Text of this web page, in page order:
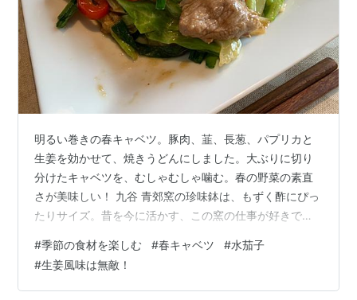
明るい巻きの春キャベツ。豚肉、韮、長葱、パプリカと
生姜を効かせて、焼きうどんにしました。大ぶりに切り
分けたキャベツを、むしゃむしゃ噛む。春の野菜の素直
さが美味しい！ 九谷 青郊窯の珍味鉢は、もずく酢にぴっ
たりサイズ。昔を今に活かす、この窯の仕事が好きで
うです。ゆっくり所望！（微笑） ランキング参加中食べ
物 ランキング参加中四季の花々大好きチーム ランキング
参加中【公式】2025年開設ブログ ランキング参加中goo
#季節の食材を楽しむ #春キャベツ #水茄子
#生姜風味は無敵！